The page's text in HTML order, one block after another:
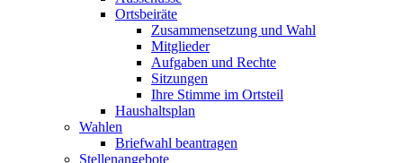
Ortsbeiräte
Zusammensetzung und Wahl
Mitglieder
Aufgaben und Rechte
Sitzungen
Ihre Stimme im Ortsteil
Haushaltsplan
Wahlen
Briefwahl beantragen
Stellenangebote